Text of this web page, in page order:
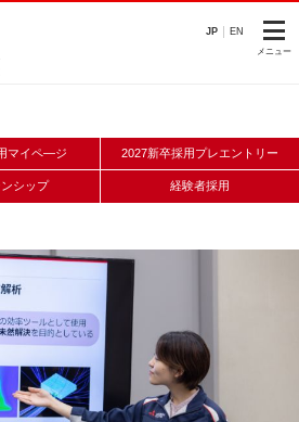
JP EN
メニュー
マイペ―ジ 2027新卒採用プレエントリー
シップ 経験者採用